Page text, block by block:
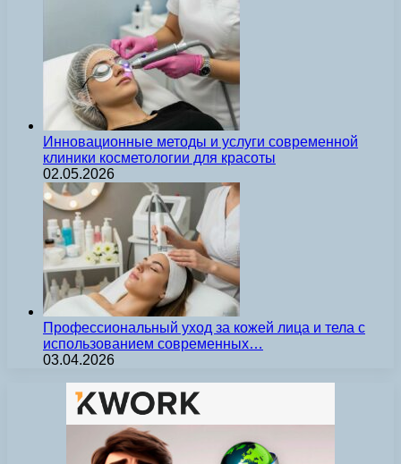
Инновационные методы и услуги современной
клиники косметологии для красоты
02.05.2026
Профессиональный уход за кожей лица и тела с
использованием современных…
03.04.2026